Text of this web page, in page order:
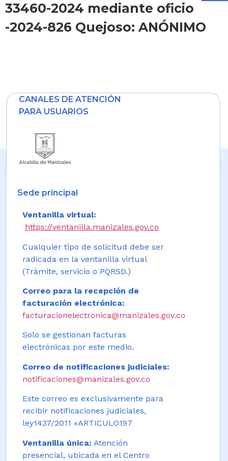
33460-2024 mediante oficio
-2024-826 Quejoso: ANÓNIMO
CANALES DE ATENCIÓN
PARA USUARIOS
Sede principal
Ventanilla virtual:
https://ventanilla.manizales.gov.co
Cualquier tipo de solicitud debe ser
radicada en la ventanilla virtual
(Trámite, servicio o PQRSD.)
Correo para la recepción de
facturación electrónica:
facturacionelectronica@manizales.gov.co
Solo se gestionan facturas
electrónicas por este medio.
Correo de notificaciones judiciales:
notificaciones@manizales.gov.co
Este correo es exclusivamente para
recibir notificaciones judiciales,
ley1437/2011 «ARTICULO197
Ventanilla única: Atención
presencial, ubicada en el Centro